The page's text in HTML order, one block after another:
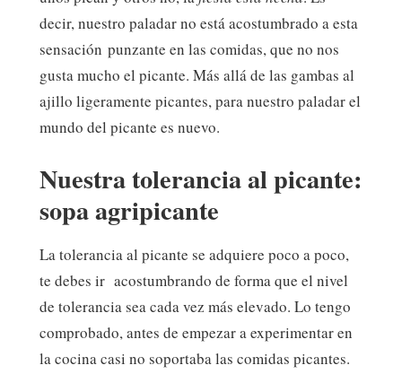
decir, nuestro paladar no está acostumbrado a esta
sensación punzante en las comidas, que no nos
gusta mucho el picante. Más allá de las gambas al
ajillo ligeramente picantes, para nuestro paladar el
mundo del picante es nuevo.
Nuestra tolerancia al picante:
sopa agripicante
La tolerancia al picante se adquiere poco a poco,
te debes ir acostumbrando de forma que el nivel
de tolerancia sea cada vez más elevado. Lo tengo
comprobado, antes de empezar a experimentar en
la cocina casi no soportaba las comidas picantes.